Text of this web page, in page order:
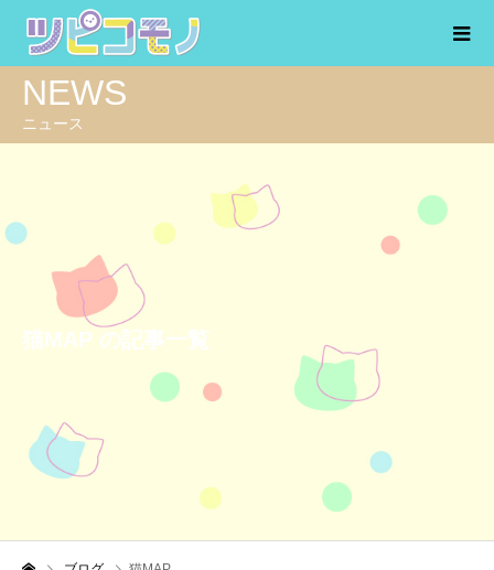
NEWS
ニュース
猫MAP の記事一覧